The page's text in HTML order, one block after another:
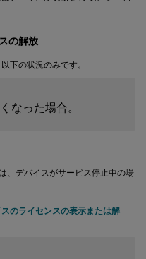
の解放
下の状況のみです。
、デバイスがサービス停止中の場
のライセンスの表示または解